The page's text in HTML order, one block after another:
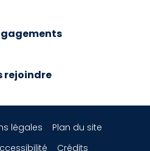
rejoindre
légales
Plan du site
Crédits